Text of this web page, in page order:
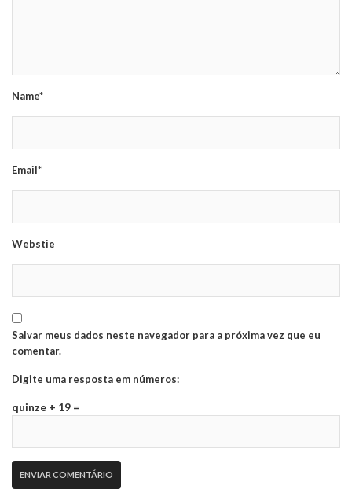
Name*
Email*
Webstie
Salvar meus dados neste navegador para a próxima vez que eu
comentar.
Digite uma resposta em números:
quinze + 19 =